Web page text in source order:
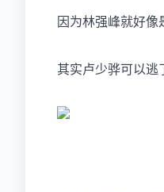
因为林强峰就好像
其实卢少骅可以逃